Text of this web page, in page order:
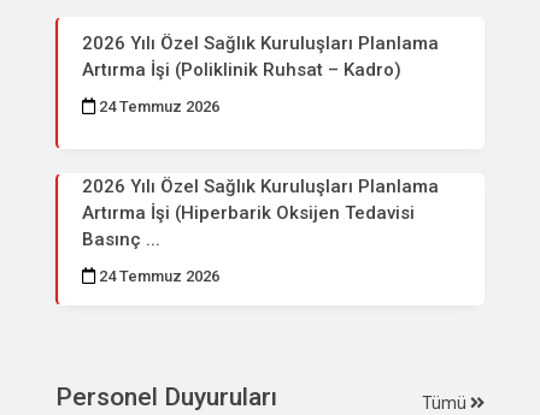
2026 Yılı Özel Sağlık Kuruluşları Planlama
Artırma İşi (Poliklinik Ruhsat – Kadro)
24 Temmuz 2026
2026 Yılı Özel Sağlık Kuruluşları Planlama
Artırma İşi (Hiperbarik Oksijen Tedavisi
Basınç ...
24 Temmuz 2026
Personel Duyuruları Tümü